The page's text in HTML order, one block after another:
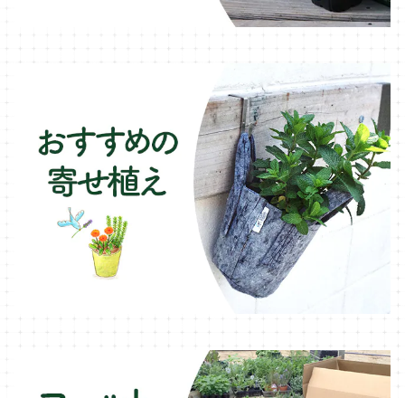
ラベンダー・ハーブ苗
ローズマリー・ハーブ苗
ガーデンベジタ・イタリア野菜